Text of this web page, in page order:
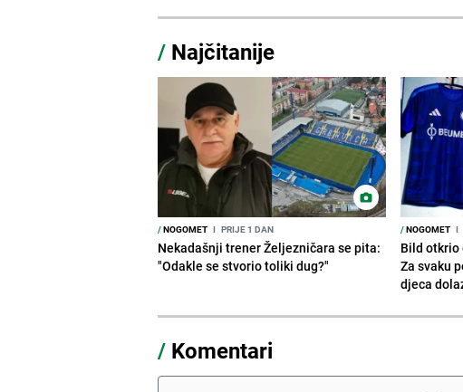
/ Najčitanije
/NOGOMET I PRIJE 1 DAN
Nekadašnji trener Željezničara se pita:
"Odakle se stvorio toliki dug?"
/NOGOMET I
Bild otkrio
Za svaku
djeca
/ Komentari